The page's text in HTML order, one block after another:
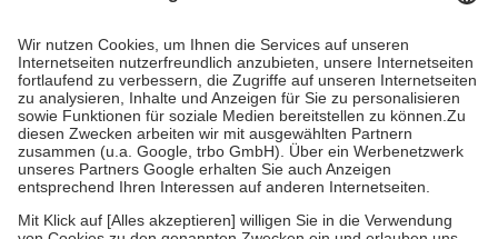
höchstens zehn Euro.
Es sind jedoch nie mehr als die tatsächlichen
Kosten der Leistung zu entrichten.
Diese Regeln gelten grundsätzlich auch für Online-Apotheken.
Bei Heilmitteln und häuslicher Krankenpflege beträgt die
Zuzahlung zehn Prozent der Kosten sowie zehn Euro je
Verordnung.
Um das Engagement der Versicherten für ihre eigene Gesundheit zu
stärken und die besondere Stellung der Familie zu unterstützen,
fallenkeine Zuzahlungenan bei: